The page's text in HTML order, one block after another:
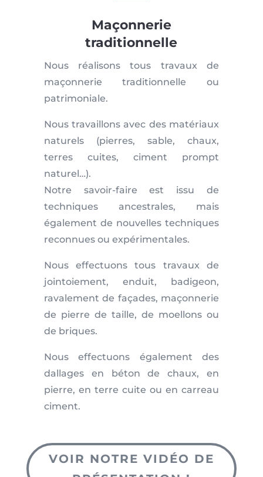
Maçonnerie
traditionnelle
Nous réalisons tous travaux de
maçonnerie traditionnelle ou
patrimoniale.
Nous travaillons avec des matériaux
naturels (pierres, sable, chaux,
terres cuites, ciment prompt
naturel…).
Notre savoir-faire est issu de
techniques ancestrales, mais
également de nouvelles techniques
reconnues ou expérimentales.
Nous effectuons tous travaux de
jointoiement, enduit, badigeon,
ravalement de façades, maçonnerie
de pierre de taille, de moellons ou
de briques.
Nous effectuons également des
dallages en béton de chaux, en
pierre, en terre cuite ou en carreau
ciment.
VOIR NOTRE VIDÉO DE